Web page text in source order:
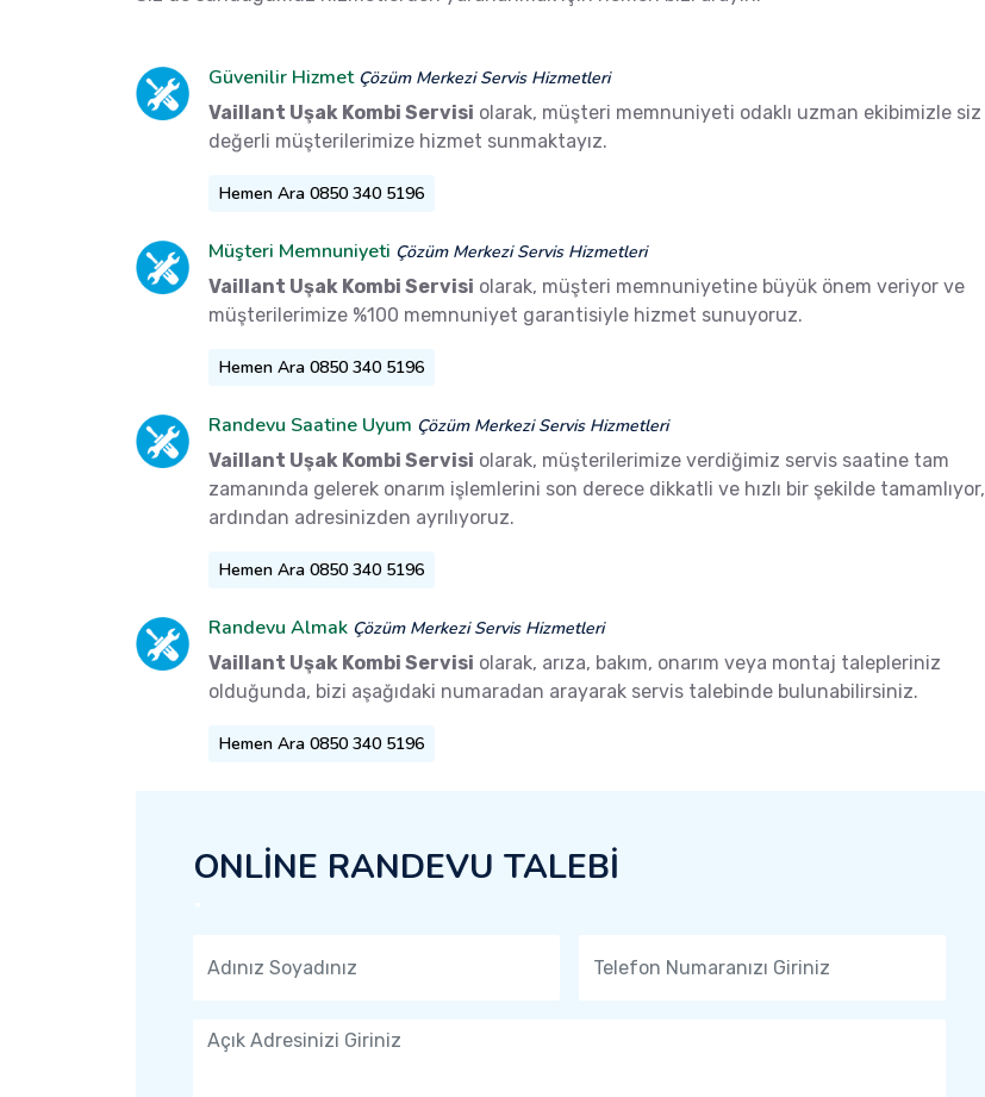
Güvenilir Hizmet Çözüm Merkezi Servis Hizmetleri
Vaillant Uşak Kombi Servisi olarak, müşteri memnuniyeti odaklı uzman ekibimizle siz
değerli müşterilerimize hizmet sunmaktayız.
Hemen Ara 0850 340 5196
Müşteri Memnuniyeti Çözüm Merkezi Servis Hizmetleri
Vaillant Uşak Kombi Servisi olarak, müşteri memnuniyetine büyük önem veriyor ve
müşterilerimize %100 memnuniyet garantisiyle hizmet sunuyoruz.
Hemen Ara 0850 340 5196
Randevu Saatine Uyum Çözüm Merkezi Servis Hizmetleri
Vaillant Uşak Kombi Servisi olarak, müşterilerimize verdiğimiz servis saatine tam
zamanında gelerek onarım işlemlerini son derece dikkatli ve hızlı bir şekilde tamamlıyor,
ardından adresinizden ayrılıyoruz.
Hemen Ara 0850 340 5196
Randevu Almak Çözüm Merkezi Servis Hizmetleri
Vaillant Uşak Kombi Servisi olarak, arıza, bakım, onarım veya montaj talepleriniz
olduğunda, bizi aşağıdaki numaradan arayarak servis talebinde bulunabilirsiniz.
Hemen Ara 0850 340 5196
ONLİNE RANDEVU TALEBİ